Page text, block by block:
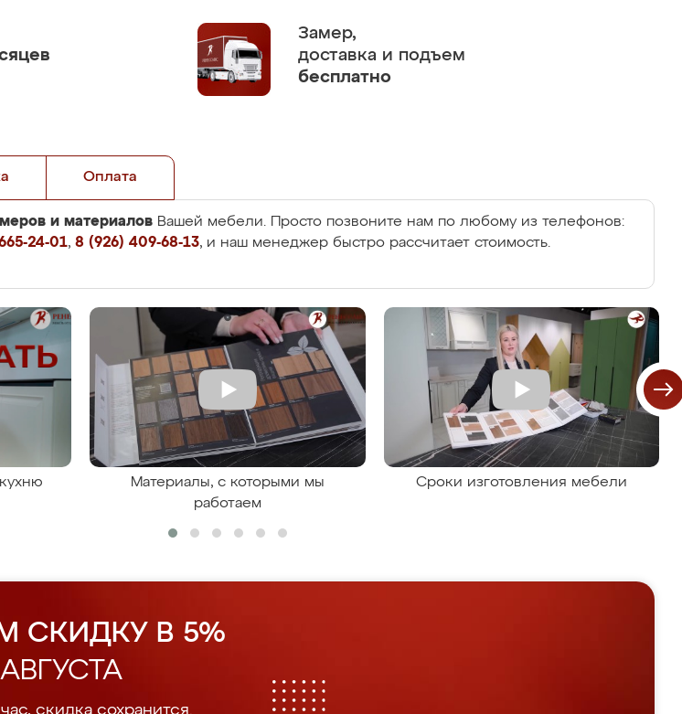
Замер,
доставка и подъем
бесплатно
Оплата
и материалов Вашей мебели. Просто позвоните нам по любому из телефонов:
24-01, 8 (926) 409-68-13, и наш менеджер быстро рассчитает стоимость.
Материалы, с которыми мы
работаем
Сроки изготовления мебели
СКИДКУ В 5%
скидка сохранится.